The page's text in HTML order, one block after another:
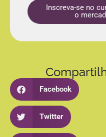
Inscreva-se no
o
Facebook
Twitter